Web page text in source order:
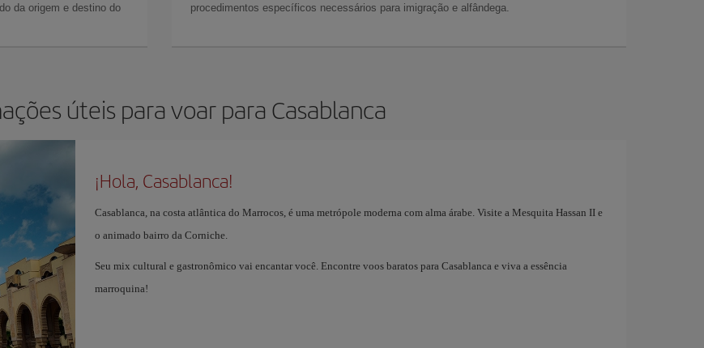
da origem e destino do
procedimentos específicos necessários para imigração e alfândega.
úteis para voar para Casablanca
¡Hola, Casablanca!
Casablanca, na costa atlântica do Marrocos, é uma metrópole moderna com alma árabe. Visite a Mesquita Hassan II e
o animado bairro da Corniche.
Seu mix cultural e gastronômico vai encantar você. Encontre voos baratos para Casablanca e viva a essência
marroquina!